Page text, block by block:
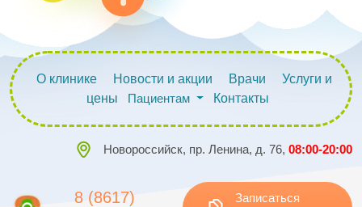
О клинике Новости и акции Врачи
Услуги и
цены
Пациентам Контакты
Новороссийск, пр. Ленина, д. 76, 08:00-20:00
8 (8617)
Записаться